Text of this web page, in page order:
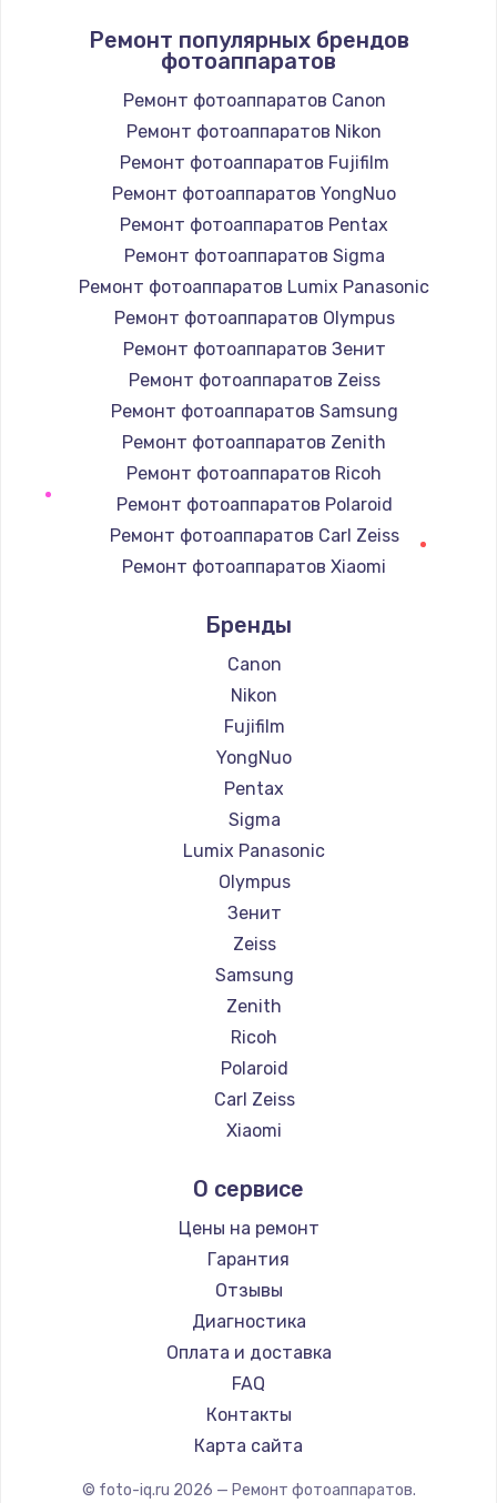
1400 руб.
Заказать
Замена / ремонт электронного модуля
управления
Заказать
Замена конфорки
Заказать
Замена платы сенсора
Заказать
1300 руб.
Заказать
Замена сигнальной лампы
1200 руб.
Заказать
Замена системной платы
1500 руб.
Замена температурного датчика
2500 руб.
Замена электроконфорки
Заказать
Техобслуживание
900 руб.
Заказать
Установка / подключение / демонтаж
1300 руб.
Заказать
Ремонт популярных брендов
фотоаппаратов
Ремонт фотоаппаратов Canon
Ремонт фотоаппаратов Nikon
Ремонт фотоаппаратов Fujifilm
Ремонт фотоаппаратов YongNuo
Ремонт фотоаппаратов Pentax
Ремонт фотоаппаратов Sigma
Ремонт фотоаппаратов Lumix Panasonic
Ремонт фотоаппаратов Olympus
Ремонт фотоаппаратов Зенит
Ремонт фотоаппаратов Zeiss
Ремонт фотоаппаратов Samsung
Ремонт фотоаппаратов Zenith
Ремонт фотоаппаратов Ricoh
Ремонт фотоаппаратов Polaroid
Ремонт фотоаппаратов Carl Zeiss
Ремонт фотоаппаратов Xiaomi
Ремонт фотоаппаратов Kodak
Ремонт фотоаппаратов Blackmagic
Бренды
Canon
Nikon
Fujifilm
YongNuo
Pentax
Sigma
Lumix Panasonic
Olympus
Зенит
Zeiss
Samsung
Zenith
Ricoh
Polaroid
Carl Zeiss
Xiaomi
Kodak
Blackmagic
О сервисе
Цены на ремонт
Гарантия
Отзывы
Диагностика
Оплата и доставка
FAQ
Контакты
Карта сайта
© foto-iq.ru 2026 — Ремонт фотоаппаратов.